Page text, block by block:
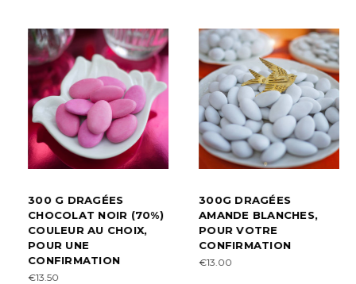
300 G DRAGÉES
CHOCOLAT NOIR (70%)
COULEUR AU CHOIX,
POUR UNE
CONFIRMATION
€13.50
300G DRAGÉES
AMANDE BLANCHES,
POUR VOTRE
CONFIRMATION
€13.00